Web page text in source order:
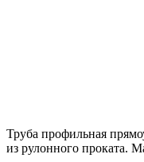
Труба профильная
из рулонного проката.